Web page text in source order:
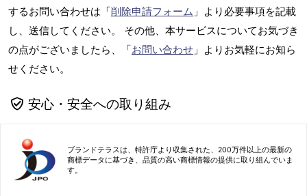
するお問い合わせは「削除申請フォーム 」より必要事項を記載
し、送信してください。 その他、本サービスについてお気づき
の点がございましたら、「お問い合わせ 」よりお気軽にお知ら
せください。
安心・安全への取り組み
ブランドテラスは、特許庁より収集された、200万件以上の最新の
商標データに基づき、品質の高い商標情報の提供に取り組んでいま
す。